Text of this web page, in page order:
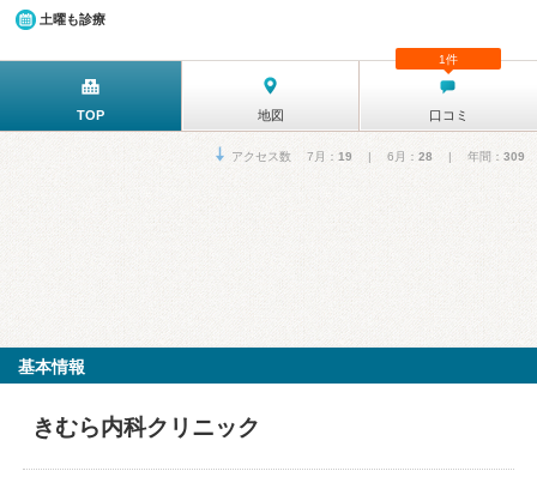
土曜も診療
TOP 地図 口コミ
1件
アクセス数 7月： 19 | 6月： 28 | 年間： 309
基本情報
きむら内科クリニック